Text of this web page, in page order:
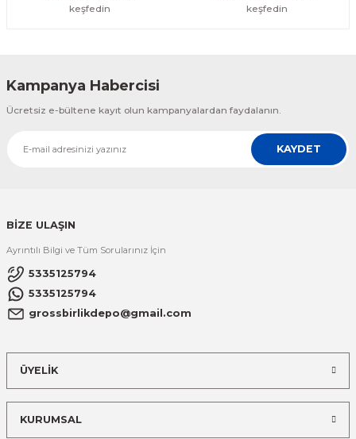
keşfedin
keşfedin
Kampanya Habercisi
Ücretsiz e-bültene kayıt olun kampanyalardan faydalanın.
KAYDET
BİZE ULAŞIN
Ayrıntılı Bilgi ve Tüm Sorularınız İçin
5335125794
5335125794
grossbirlikdepo@gmail.com
ÜYELİK
KURUMSAL